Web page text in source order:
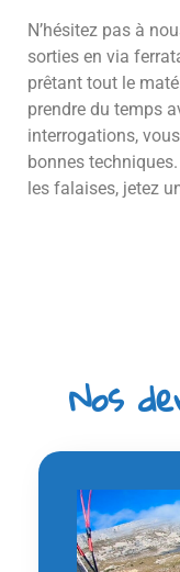
N’hésitez pas à
sorties en via
prêtant tout le
prendre du temps
interrogations,
bonnes
les falaises, jetez
Nos